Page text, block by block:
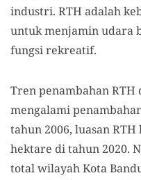
industri. RTH adalah
untuk menjamin udara
fungsi rekreatif.
Tren penambahan RTH
mengalami
tahun 2006, luasan
hektare di tahun 2020.
total wilayah Kota